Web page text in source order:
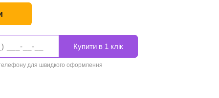
для швидкого оформлення